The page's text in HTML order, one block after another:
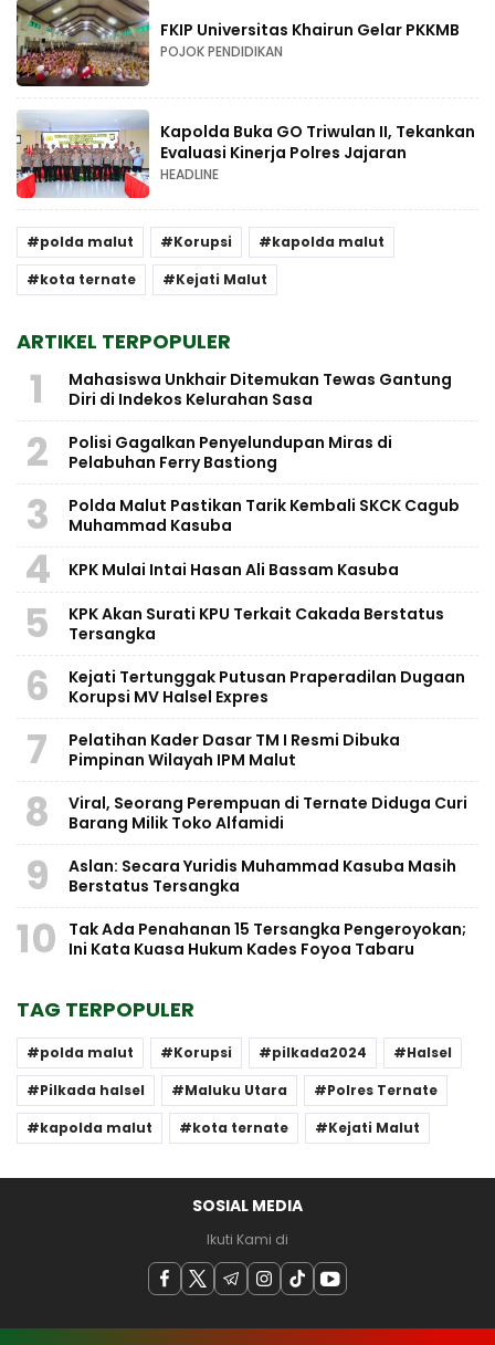
FKIP Universitas Khairun Gelar PKKMB
POJOK PENDIDIKAN
Kapolda Buka GO Triwulan II, Tekankan
Evaluasi Kinerja Polres Jajaran
HEADLINE
polda malut Korupsi
kapolda malut
kota ternate
Kejati Malut
ARTIKEL TERPOPULER
1
Mahasiswa Unkhair Ditemukan Tewas Gantung
Diri di Indekos Kelurahan Sasa
2
Polisi Gagalkan Penyelundupan Miras di
Pelabuhan Ferry Bastiong
3
Polda Malut Pastikan Tarik Kembali SKCK Cagub
Muhammad Kasuba
4 KPK Mulai Intai Hasan Ali Bassam Kasuba
5
KPK Akan Surati KPU Terkait Cakada Berstatus
Tersangka
6
Kejati Tertunggak Putusan Praperadilan Dugaan
Korupsi MV Halsel Expres
7
Pelatihan Kader Dasar TM I Resmi Dibuka
Pimpinan Wilayah IPM Malut
8
Viral, Seorang Perempuan di Ternate Diduga Curi
Barang Milik Toko Alfamidi
9
Aslan: Secara Yuridis Muhammad Kasuba Masih
Berstatus Tersangka
10
Tak Ada Penahanan 15 Tersangka Pengeroyokan;
Ini Kata Kuasa Hukum Kades Foyoa Tabaru
TAG TERPOPULER
polda malut Korupsi pilkada2024
Halsel
Pilkada halsel
Maluku Utara
Polres Ternate
kapolda malut
kota ternate Kejati Malut
SOSIAL MEDIA
Ikuti Kami di